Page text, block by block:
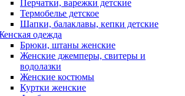
Перчатки, варежки детские
Термобелье детское
Шапки, балаклавы, кепки детские
одежда
Брюки, штаны женские
Женские джемперы, свитеры и
водолазки
Женские костюмы
Куртки женские